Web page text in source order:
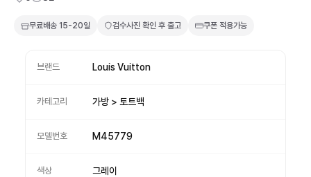
무료배송 15-20일 검수사진 확인 후 출고 쿠폰 적용가능
브랜드 Louis Vuitton
카테고리 가방 > 토트백
모델번호 M45779
색상 그레이